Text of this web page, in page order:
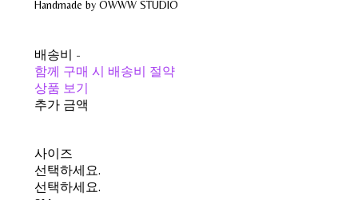
Handmade by OWWW STUDIO
배송비 -
함께 구매 시 배송비 절약
상품 보기
추가 금액
사이즈
선택하세요.
선택하세요.